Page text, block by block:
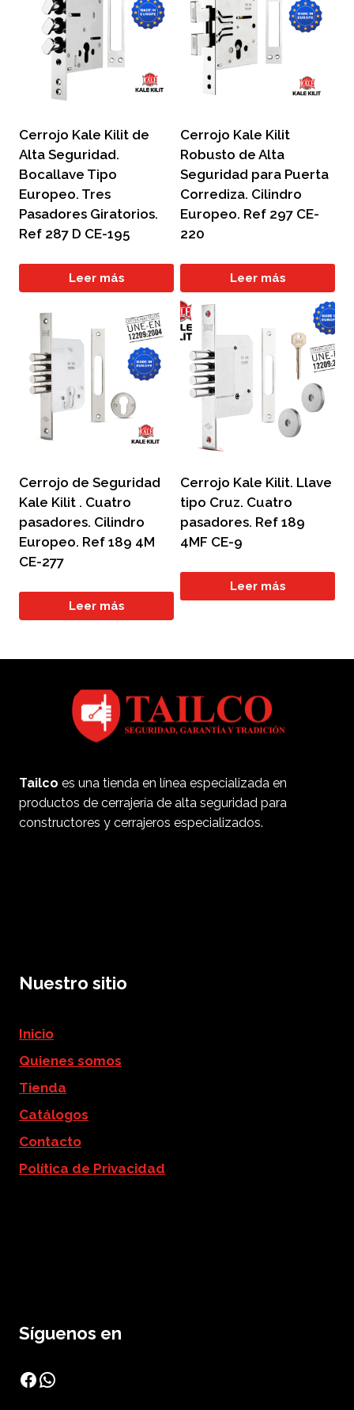
Cerrojo Kale Kilit de
Alta Seguridad.
Bocallave Tipo
Europeo. Tres
Pasadores Giratorios.
Ref 287 D CE-195
Leer más
Cerrojo Kale Kilit
Robusto de Alta
Seguridad para Puerta
Corrediza. Cilindro
Europeo. Ref 297 CE-
220
Leer más
Cerrojo de Seguridad
Kale Kilit . Cuatro
pasadores. Cilindro
Europeo. Ref 189 4M
CE-277
Leer más
Cerrojo Kale Kilit. Llave
tipo Cruz. Cuatro
pasadores. Ref 189
4MF CE-9
Leer más
Tailco es una tienda en línea especializada en
productos de cerrajería de alta seguridad para
constructores y cerrajeros especializados.
Nuestro sitio
Inicio
Quienes somos
Tienda
Catálogos
Contacto
Política de Privacidad
Síguenos en
Facebook
WhatsApp